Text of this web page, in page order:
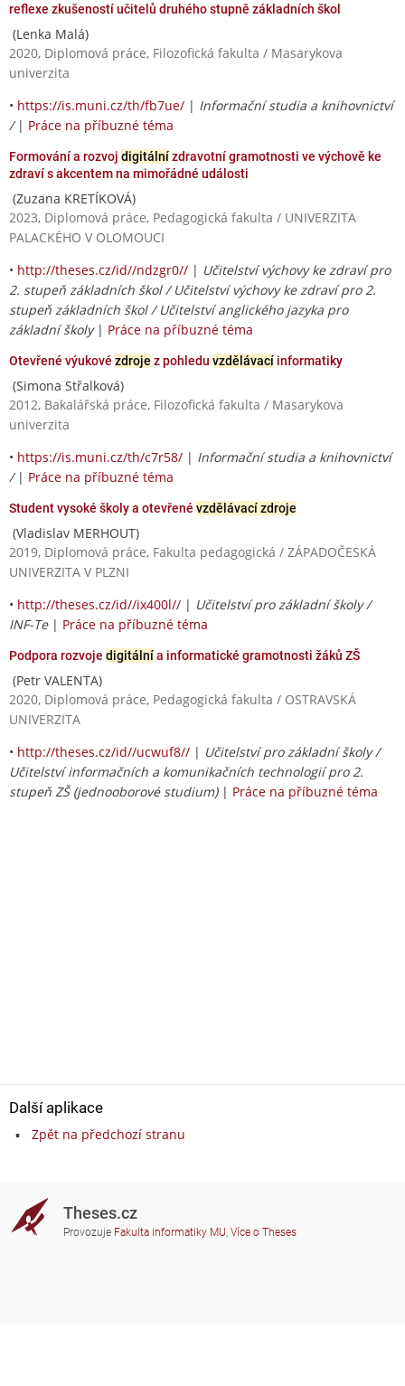
reflexe zkušeností učitelů druhého stupně základních škol
(Lenka Malá)
2020, Diplomová práce, Filozofická fakulta / Masarykova
univerzita
• https://is.muni.cz/th/fb7ue/ | Informační studia a knihovnictví
/ | Práce na příbuzné téma
Formování a rozvoj digitálnízdravotní gramotnosti ve výchově ke
zdraví s akcentem na mimořádné události
(Zuzana KRETÍKOVÁ)
2023, Diplomová práce, Pedagogická fakulta / UNIVERZITA
PALACKÉHO V OLOMOUCI
• http://theses.cz/id//ndzgr0// | Učitelství výchovy ke zdraví pro
2. stupeň základních škol / Učitelství výchovy ke zdraví pro 2.
stupeň základních škol / Učitelství anglického jazyka pro
základní školy| Práce na příbuzné téma
Otevřené výukové zdroje z pohledu vzdělávací informatiky
(Simona Střalková)
2012, Bakalářská práce, Filozofická fakulta / Masarykova
univerzita
• https://is.muni.cz/th/c7r58/ | Informační studia a knihovnictví
/ | Práce na příbuzné téma
Student vysoké školy a otevřené vzdělávací zdroje
(Vladislav MERHOUT)
2019, Diplomová práce, Fakulta pedagogická / ZÁPADOČESKÁ
UNIVERZITA V PLZNI
• http://theses.cz/id//ix400l// | Učitelství pro základní školy /
INF-Te| Práce na příbuzné téma
Podpora rozvoje digitálnía informatické gramotnosti žáků ZŠ
(Petr VALENTA)
2020, Diplomová práce, Pedagogická fakulta / OSTRAVSKÁ
UNIVERZITA
• http://theses.cz/id//ucwuf8// | Učitelství pro základní školy /
Učitelství informačních a komunikačních technologií pro 2.
stupeň ZŠ (jednooborové studium)| Práce na příbuzné téma
Další aplikace
Zpět na předchozí stranu
Theses.cz
Provozuje Fakulta informatiky MU, Více o Theses